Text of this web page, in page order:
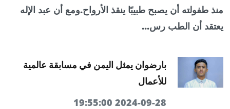
منذ طفولته أن يصبح طبيبًا ينقذ الأرواح.ومع أن عبد الإله
يعتقد أن الطب رس...
بارضوان يمثل اليمن في مسابقة عالمية
للأعمال
2024-09-28 19:55:00